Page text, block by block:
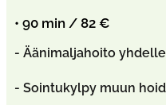
• 90 min / 82 €
- Äänimaljahoito
- Sointukylpy muun